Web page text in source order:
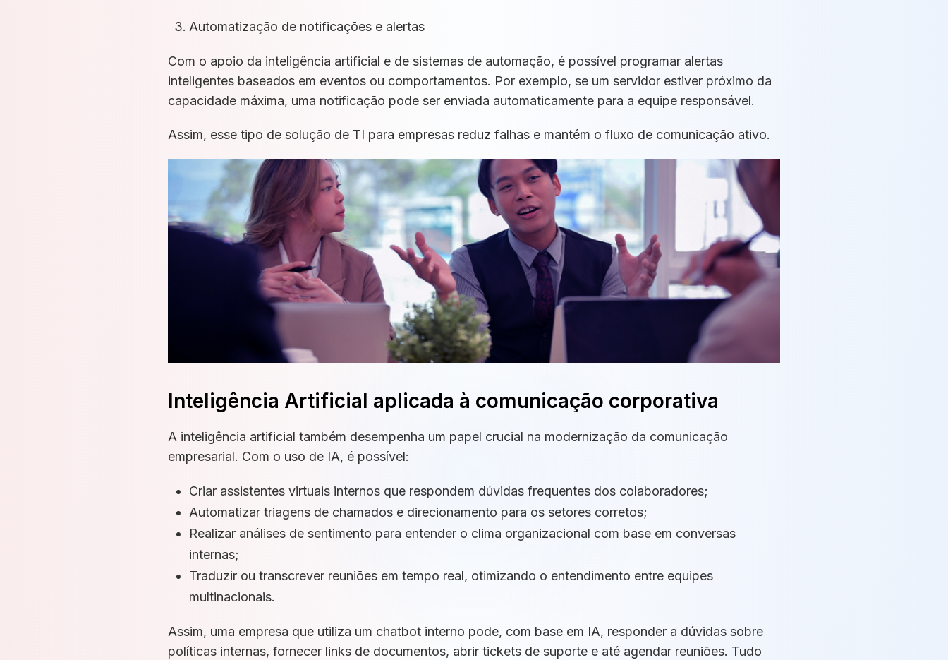
Automatização de notificações e alertas
Com o apoio da inteligência artificial e de sistemas de automação, é possível programar alertas
inteligentes baseados em eventos ou comportamentos. Por exemplo, se um servidor estiver próximo da
capacidade máxima, uma notificação pode ser enviada automaticamente para a equipe responsável.
Assim, esse tipo de solução de TI para empresas reduz falhas e mantém o fluxo de comunicação ativo.
Inteligência Artificial aplicada à comunicação corporativa
A inteligência artificial também desempenha um papel crucial na modernização da comunicação
empresarial. Com o uso de IA, é possível:
Criar assistentes virtuais internos que respondem dúvidas frequentes dos colaboradores;
Automatizar triagens de chamados e direcionamento para os setores corretos;
Realizar análises de sentimento para entender o clima organizacional com base em conversas
internas;
Traduzir ou transcrever reuniões em tempo real, otimizando o entendimento entre equipes
multinacionais.
Assim, uma empresa que utiliza um chatbot interno pode, com base em IA, responder a dúvidas sobre
políticas internas, fornecer links de documentos, abrir tickets de suporte e até agendar reuniões. Tudo